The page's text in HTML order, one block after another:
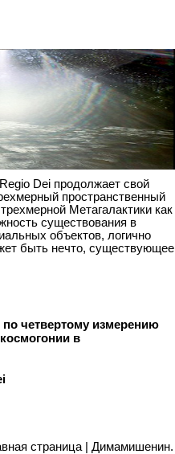
Dei продолжает свой
пространственный
Метагалактики как
существования в
объектов, логично
быть нечто, существующее
четвертому измерению
в
страница | Димамишенин.